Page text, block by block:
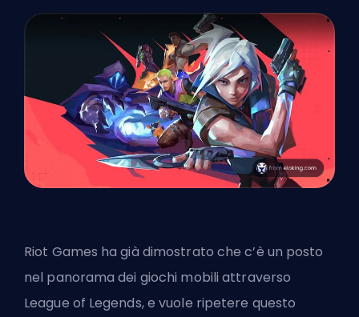
Riot Games ha già dimostrato che c’è un posto
nel panorama dei giochi mobili attraverso
League of Legends, e vuole ripetere questo